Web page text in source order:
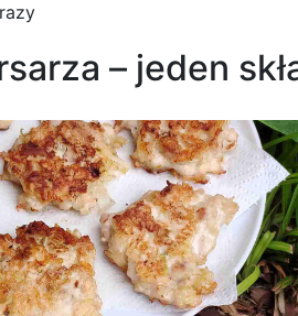
razy
– jeden